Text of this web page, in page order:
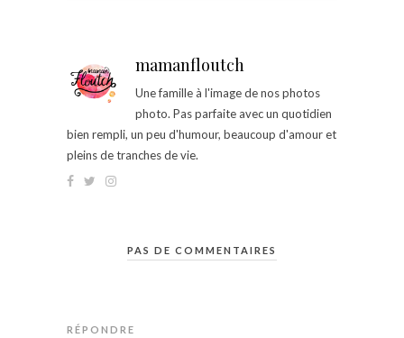
mamanfloutch
Une famille à l'image de nos photos
photo. Pas parfaite avec un quotidien
bien rempli, un peu d'humour, beaucoup d'amour et
pleins de tranches de vie.
PAS DE COMMENTAIRES
RÉPONDRE